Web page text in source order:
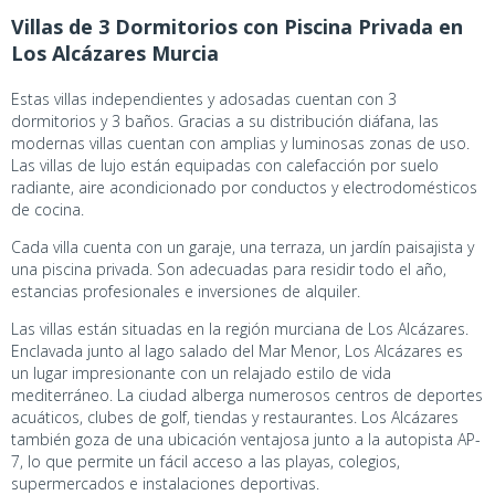
Villas de 3 Dormitorios con Piscina Privada en
Los Alcázares Murcia
Estas villas independientes y adosadas cuentan con 3
dormitorios y 3 baños. Gracias a su distribución diáfana, las
modernas villas cuentan con amplias y luminosas zonas de uso.
Las villas de lujo están equipadas con calefacción por suelo
radiante, aire acondicionado por conductos y electrodomésticos
de cocina.
Cada villa cuenta con un garaje, una terraza, un jardín paisajista y
una piscina privada. Son adecuadas para residir todo el año,
estancias profesionales e inversiones de alquiler.
Las villas están situadas en la región murciana de Los Alcázares.
Enclavada junto al lago salado del Mar Menor, Los Alcázares es
un lugar impresionante con un relajado estilo de vida
mediterráneo. La ciudad alberga numerosos centros de deportes
acuáticos, clubes de golf, tiendas y restaurantes. Los Alcázares
también goza de una ubicación ventajosa junto a la autopista AP-
7, lo que permite un fácil acceso a las playas, colegios,
supermercados e instalaciones deportivas.